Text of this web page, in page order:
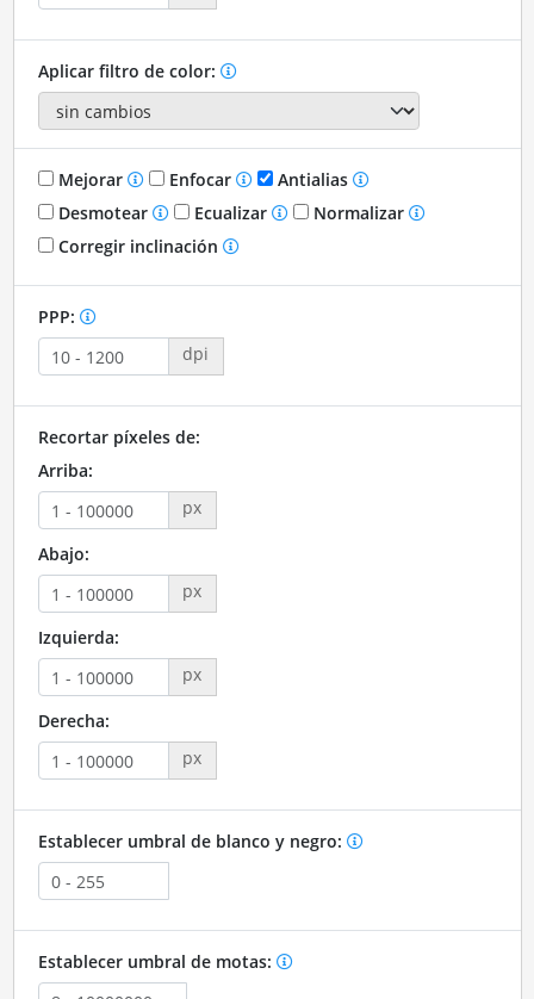
Aplicar filtro de color:
Mejorar Enfocar
Antialias
Desmotear
Ecualizar
Normalizar
Corregir inclinación
PPP:
dpi
Recortar píxeles de:
Arriba:
px
Abajo:
px
Izquierda:
px
Derecha:
px
Establecer umbral de blanco y negro:
Establecer umbral de motas: